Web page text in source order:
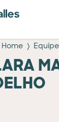
Home Equipe